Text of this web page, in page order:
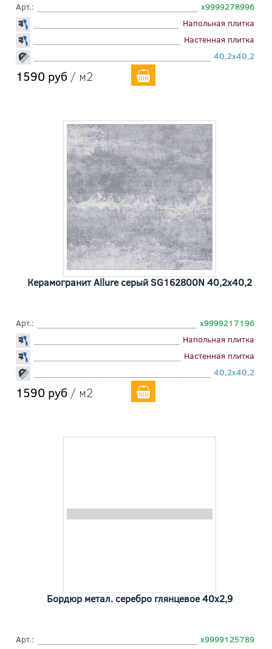
Арт.:
х9999278996
Напольная плитка
Настенная плитка
40,2x40,2
1590 руб / м2
Керамогранит Allure серый SG162800N 40,2x40,2
Арт.:
х9999217196
Напольная плитка
Настенная плитка
40,2x40,2
1590 руб / м2
Бордюр метал. серебро глянцевое 40x2,9
Арт.:
х9999125789